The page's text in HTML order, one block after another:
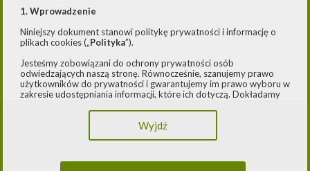
Rynek/Gospodarka
Dla firmy
Dla samorządu
E-mobilność
E-ładowarki
Samochody elektryczne EV
Auta hybrydowe m-HEV i HEV
Samochody typu plug in hybrid BEV
FOTOWOLTAIKA
Gaz
Rynek gazu
Licznik OZE
1. Wprowadzenie
Niniejszy dokument stanowi politykę prywatności i informację o
plikach cookies („Polityka”).
Jesteśmy zobowiązani do ochrony prywatności osób
odwiedzających naszą stronę. Równocześnie, szanujemy prawo
użytkowników do prywatności i gwarantujemy im prawo wyboru w
zakresie udostępniania informacji, które ich dotyczą. Dokładamy
przepisami, w szczególności rozporządzeniem Parlamentu
Europejskiego i Rady (UE) 2016/979 z dnia 27 kwietnia 2016 r. w
Wyjdź